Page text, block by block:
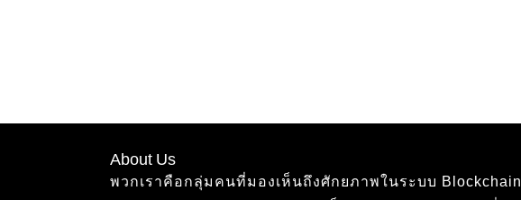
About Us
พวกเราคือกลุ่มคนที่มองเห็นถึงศักยภาพในระบบ Blockchain